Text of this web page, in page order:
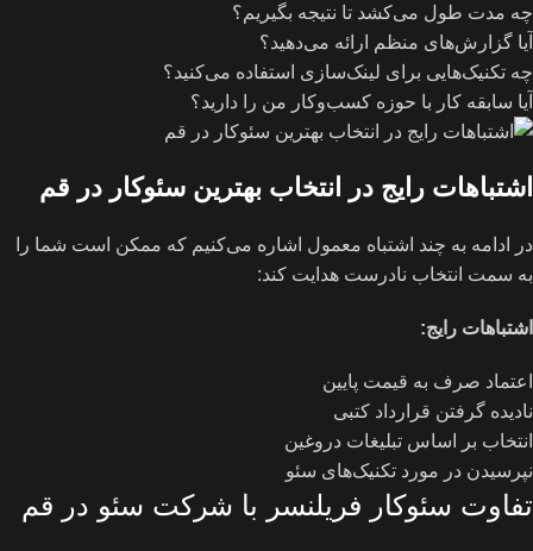
چه مدت طول می‌کشد تا نتیجه بگیریم؟
آیا گزارش‌های منظم ارائه می‌دهید؟
چه تکنیک‌هایی برای لینک‌سازی استفاده می‌کنید؟
آیا سابقه کار با حوزه کسب‌وکار من را دارید؟
اشتباهات رایج در انتخاب بهترین سئوکار در قم
در ادامه به چند اشتباه معمول اشاره می‌کنیم که ممکن است شما را
به سمت انتخاب نادرست هدایت کند:
اشتباهات رایج:
اعتماد صرف به قیمت پایین
نادیده گرفتن قرارداد کتبی
انتخاب بر اساس تبلیغات دروغین
نپرسیدن در مورد تکنیک‌های سئو
تفاوت سئوکار فریلنسر با شرکت سئو در قم